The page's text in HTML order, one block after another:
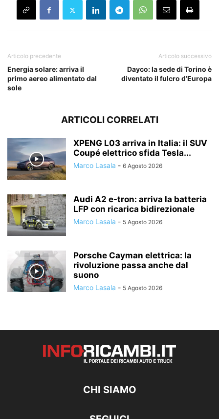
Articolo precedente
Energia solare: arriva il
primo aereo alimentato dal
sole
Articolo successivo
Dayco: la sede di Torino è
diventato il fulcro d’Europa
ARTICOLI CORRELATI
XPENG L03 arriva in Italia: il SUV
Coupé elettrico sfida Tesla...
Marco Lasala - 6 Agosto 2026
Audi A2 e-tron: arriva la batteria
LFP con ricarica bidirezionale
Marco Lasala - 5 Agosto 2026
Porsche Cayman elettrica: la
rivoluzione passa anche dal
suono
Marco Lasala - 5 Agosto 2026
CHI SIAMO